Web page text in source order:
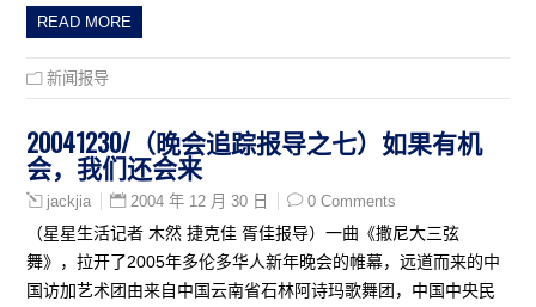
READ MORE
新闻报导
20041230/（晚会追踪报导之七）如果有机
会，我们还会来
jackjia 2004 年 12 月 30 日 0 Comments
（星星生活记者 木然 捷克佳 胥佳报导）一曲《撒尼大三弦
舞》，拉开了2005年多伦多华人新年晚会的帷幕，远道而来的中
国访加艺术团由来自中国云南省石林阿诗玛歌舞团，中国中央民